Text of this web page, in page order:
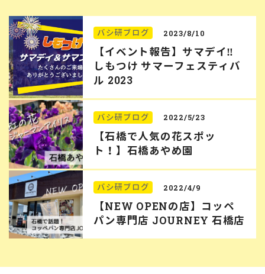
バシ研ブログ 2023/8/10
【イベント報告】サマデイ‼︎
しもつけ サマーフェスティバ
ル 2023
バシ研ブログ 2022/5/23
【石橋で人気の花スポッ
ト！】石橋あやめ園
バシ研ブログ 2022/4/9
【NEW OPENの店】コッペ
パン専門店 JOURNEY 石橋店